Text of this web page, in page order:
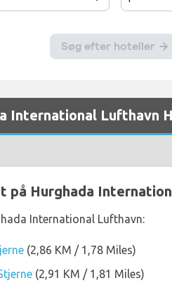
International Lufthavn
Hurghada
International Lufthavn:
(2,86 KM / 1,78 Miles)
(2,91 KM / 1,81 Miles)